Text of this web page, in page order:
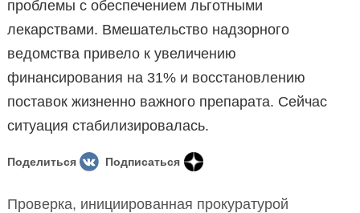
проблемы с обеспечением льготными
лекарствами. Вмешательство надзорного
ведомства привело к увеличению
финансирования на 31% и восстановлению
поставок жизненно важного препарата. Сейчас
ситуация стабилизировалась.
Поделиться Подписаться
Проверка, инициированная прокуратурой